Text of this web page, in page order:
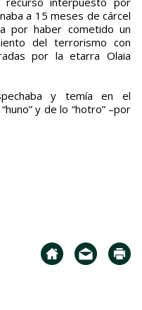
a 15 meses de cárcel
por haber cometido un
del terrorismo con
por la etarra Olaia
y temía en el
y de lo “hotro” –por